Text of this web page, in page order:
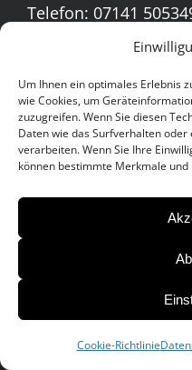
Um Ihnen ein optimales Erlebnis
wie Cookies, um
zuzugreifen. Wenn Sie diesen
Daten wie das Surfverhalten
verarbeiten. Wenn Sie Ihre
können bestimmte Merkmale
Cookie-Richtlinie
Telefon: 07141
E-Mail: info@mein-